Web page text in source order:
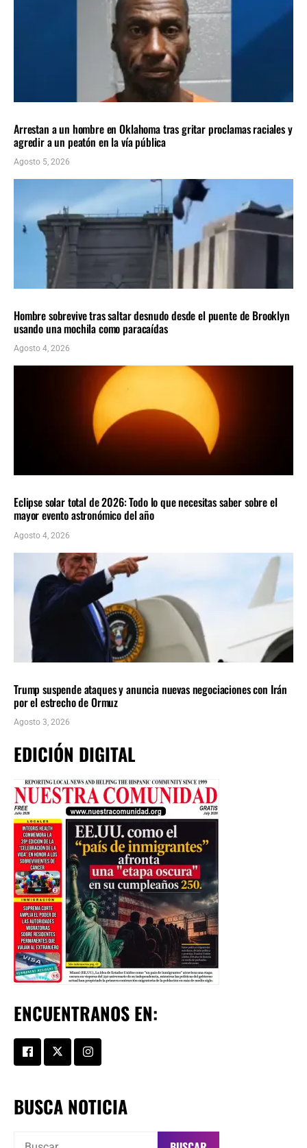
Arrestan a un hombre en Oklahoma tras gritar proclamas raciales y
agredir a un peatón en la vía pública
Agosto 5, 2026
Hombre sobrevive tras saltar desnudo desde el puente de Brooklyn
usando una mochila como paracaídas
Agosto 4, 2026
Eclipse solar total de 2026: Todo lo que necesitas saber sobre el
mayor evento astronómico del año
Agosto 4, 2026
Trump suspende ataques y anuncia nuevas negociaciones con Irán
por el estrecho de Ormuz
Agosto 3, 2026
EDICIÓN DIGITAL
ENCUENTRANOS EN:
BUSCA NOTICIA
Buscar: